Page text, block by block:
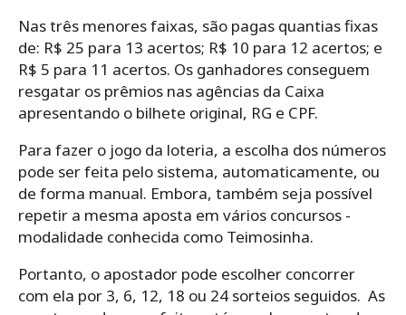
Nas três menores faixas, são pagas quantias fixas
de: R$ 25 para 13 acertos; R$ 10 para 12 acertos; e
R$ 5 para 11 acertos. Os ganhadores conseguem
resgatar os prêmios nas agências da Caixa
apresentando o bilhete original, RG e CPF.
Para‌ ‌fazer‌ ‌o‌ ‌jogo da loteria,‌ ‌a‌ ‌escolha‌ ‌dos‌ ‌números‌
‌pode‌ ‌ser‌ ‌feita‌ ‌pelo‌ ‌sistema,‌ ‌automaticamente,‌ ‌ou‌
‌de‌ ‌forma‌ ‌manual.‌ Embora, ‌também‌ ‌seja‌ ‌possível‌
‌repetir‌ ‌a‌ ‌mesma‌ ‌aposta‌ ‌em‌ ‌vários‌ ‌concursos -‌
‌modalidade‌ ‌conhecida‌ ‌como‌ ‌Teimosinha.‌ ‌
Portanto, o ‌apostador‌ ‌pode‌ ‌escolher‌ ‌concorrer‌
‌com‌ ‌ela‌ ‌por‌ ‌3,‌ ‌6,‌ ‌12,‌ ‌18‌ ‌ou‌ ‌24‌ ‌sorteios seguidos.‌ ‌ As